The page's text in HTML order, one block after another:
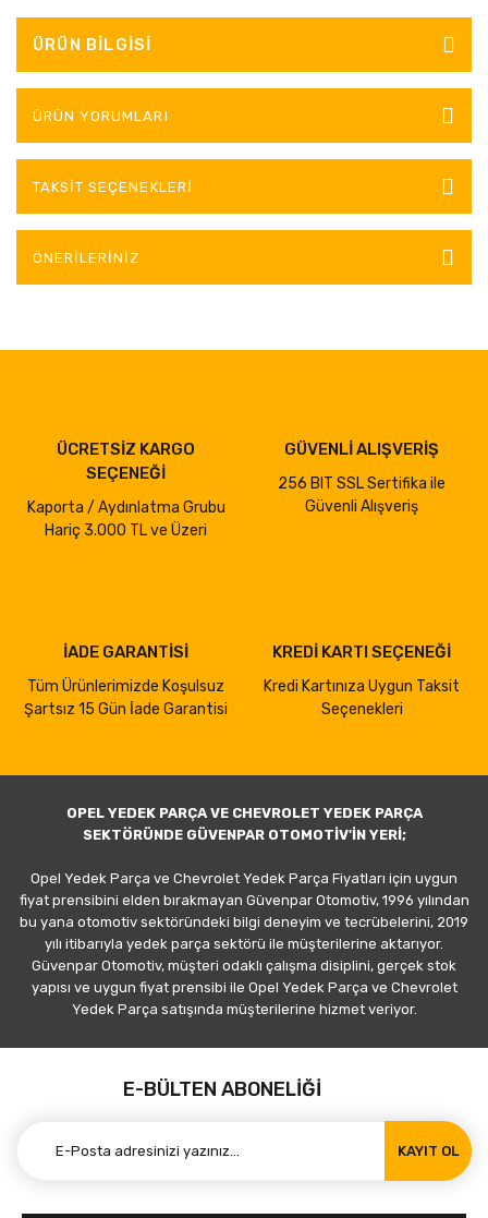
ÜRÜN BILGISI
ÜRÜN YORUMLARI
TAKSIT SEÇENEKLERI
ÖNERILERINIZ
ÜCRETSİZ KARGO
SEÇENEĞİ
Kaporta / Aydınlatma Grubu
Hariç 3.000 TL ve Üzeri
GÜVENLİ ALIŞVERİŞ
256 BIT SSL Sertifika ile
Güvenli Alışveriş
İADE GARANTİSİ
Tüm Ürünlerimizde Koşulsuz
Şartsız 15 Gün İade Garantisi
KREDİ KARTI SEÇENEĞİ
Kredi Kartınıza Uygun Taksit
Seçenekleri
OPEL YEDEK PARÇA VE CHEVROLET YEDEK PARÇA
SEKTÖRÜNDE GÜVENPAR OTOMOTİV'İN YERİ;
Opel Yedek Parça ve Chevrolet Yedek Parça Fiyatları için uygun
fiyat prensibini elden bırakmayan Güvenpar Otomotiv, 1996 yılından
bu yana otomotiv sektöründeki bilgi deneyim ve tecrübelerini, 2019
yılı itibarıyla yedek parça sektörü ile müşterilerine aktarıyor.
Güvenpar Otomotiv, müşteri odaklı çalışma disiplini, gerçek stok
yapısı ve uygun fiyat prensibi ile Opel Yedek Parça ve Chevrolet
Yedek Parça satışında müşterilerine hizmet veriyor.
E-BÜLTEN ABONELİĞİ
KAYIT OL